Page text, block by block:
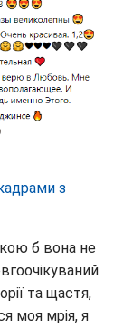
з
б вона не
та щастя,
моя мрія, я